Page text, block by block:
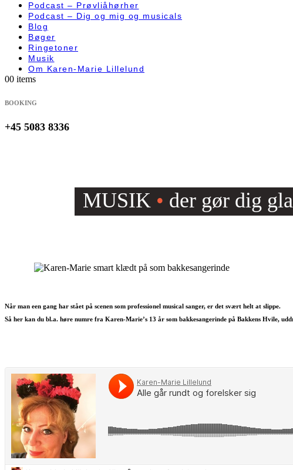
Podcast – Prøvliåhørher
Podcast – Dig og mig og musicals
Blog
Bøger
Ringetoner
Musik
Om Karen-Marie Lillelund
00 items
BOOKING
+45 5083 8336
MUSIK • der gør dig
Når man een gang har stået på scenen som professionel musical sanger, er det svært helt at slippe.
Så her kan du bl.a. høre numre fra Karen-Marie’s 13 år som bakkesangerinde på Bakkens Hvile,